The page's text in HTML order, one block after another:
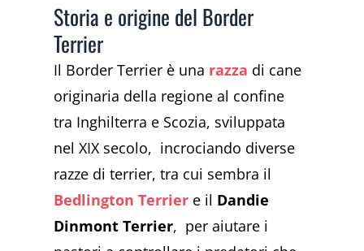
Storia e origine del Border
Terrier
Il Border Terrier è una razza di cane
originaria della regione al confine
tra Inghilterra e Scozia, sviluppata
nel XIX secolo, incrociando diverse
razze di terrier, tra cui sembra il
Bedlington Terrier e il Dandie
Dinmont Terrier, per aiutare i